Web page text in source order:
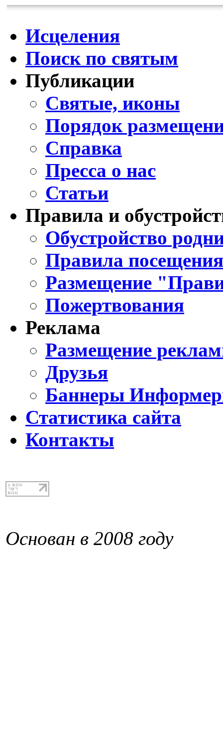
Исцеления
Поиск по святым
Публикации
Святые, иконы
Порядок
Справка
Пресса о нас
Статьи
Правила и
Обустройство
Правила
Размещение
Пожертвования
Реклама
Размещение
Друзья
Баннеры
Статистика сайта
Контакты
Основан в 2008 году